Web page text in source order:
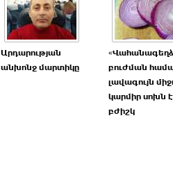
Արդարության
անխոնջ մարտիկը
բուժման
լավագույն
կարմիր սոխն
բժիշկ